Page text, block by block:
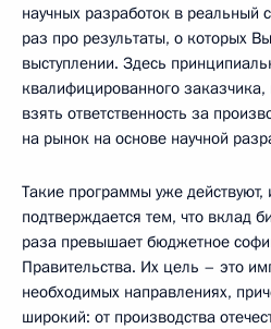
научных разработок в реальный
раз про результаты, о которых
выступлении. Здесь
квалифицированного заказчика,
взять ответственность за
на рынок на основе научной
Такие программы уже действуют,
подтверждается тем, что вклад
раза превышает бюджетное
Правительства. Их цель – это
необходимых направлениях,
широкий: от производства